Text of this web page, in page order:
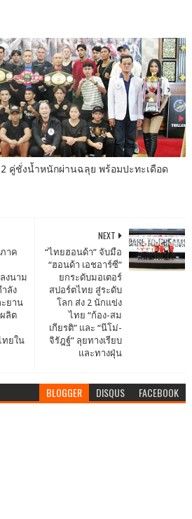
คู่ชั่งน้ำหนักผ่านฉลุย พร้อมปะทะเดือด
NEXT
“ไทยฮอนด้า” จับมือ
“ฮอนด้า เอชอาร์ซี”
ยกระดับมอเตอร์
สปอร์ตไทย สู่ระดับ
โลก ส่ง 2 นักแข่ง
ไทย “ก้อง-สม
เกียรติ” และ “นีโม่-
จิรัฎฐ์” ลุยทางเรียบ
และทางฝุ่น
าค
งนาม
ลัง
ยาน
ลิต
ทยใน
BLOGGER DISQUS FACEBOOK